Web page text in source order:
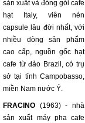
sản xuất và đóng gói cafe
hạt Italy, viên nén
capsule lâu đời nhất, với
nhiều dòng sản phẩm
cao cấp, nguồn gốc hạt
cafe từ đảo Brazil, có trụ
sở tại tỉnh Campobasso,
miền Nam nước Ý.
FRACINO (1963) - nhà
sản xuất máy pha cafe